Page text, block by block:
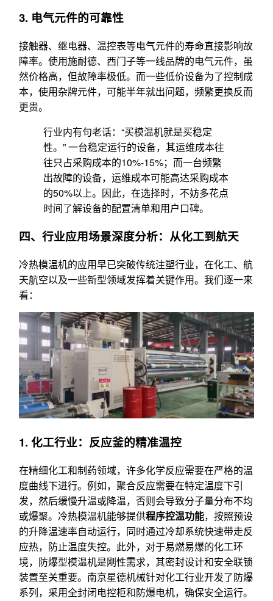
3. 电气元件的可靠性
接触器、继电器、温控表等电气元件的寿命直接影响故
障率。使用施耐德、西门子等一线品牌的电气元件，虽
然价格高，但故障率极低。而一些低价设备为了控制成
本，使用杂牌元件，可能半年就出问题，频繁更换反而
更贵。
行业内有句老话：“买模温机就是买稳定
性。” 一台稳定运行的设备，其运维成本往
往只占采购成本的10%-15%；而一台频繁
出故障的设备，运维成本可能高达采购成本
的50%以上。因此，在选择时，不妨多花点
时间了解设备的配置清单和用户口碑。
四、行业应用场景深度分析：从化工到航天
冷热模温机的应用早已突破传统注塑行业，在化工、航
天航空以及一些新型领域发挥着关键作用。我们逐一来
看：
1. 化工行业：反应釜的精准温控
在精细化工和制药领域，许多化学反应需要在严格的温
度曲线下进行。例如，聚合反应需要在特定温度下引
发，然后缓慢升温或降温，否则会导致分子量分布不均
或爆聚。冷热模温机能够提供程序控温功能，按照预设
的升降温速率自动运行，同时通过冷却系统快速带走反
应热，防止温度失控。此外，对于易燃易爆的化工环
境，防爆型模温机是刚性需求，其密封设计和安全联锁
装置至关重要。南京星德机械针对化工行业开发了防爆
系列，采用全封闭电控柜和防爆电机，确保安全运行。